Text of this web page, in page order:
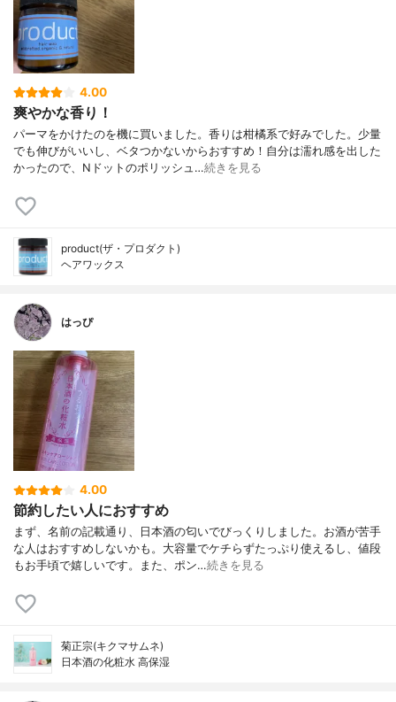
4.00
爽やかな香り！
パーマをかけたのを機に買いました。香りは柑橘系で好みでした。少量
でも伸びがいいし、ベタつかないからおすすめ！自分は濡れ感を出した
かったので、Nドットのポリッシュ…続きを見る
product(ザ・プロダクト)
ヘアワックス
はっぴ
4.00
節約したい人におすすめ
まず、名前の記載通り、日本酒の匂いでびっくりしました。お酒が苦手
な人はおすすめしないかも。大容量でケチらずたっぷり使えるし、値段
もお手頃で嬉しいです。また、ポン…続きを見る
菊正宗(キクマサムネ)
日本酒の化粧水 高保湿